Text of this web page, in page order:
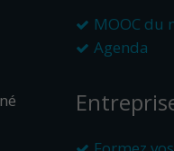
MOOC du
Agenda